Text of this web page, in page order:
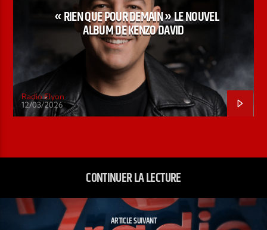
« RIEN QUE POUR DEMAIN » LE NOUVEL
ALBUM DE KENZO DAVID
Radio Elyon
12/03/2026
CONTINUER LA LECTURE
ARTICLE SUIVANT